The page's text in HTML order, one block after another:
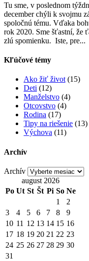
Tu sme, v poslednom
december chýli k svojmu
spoločnú tému. Vďaka
rok 2020. Sme šťastní, že
zlú spomienku. Iste, pre...
Kľúčové témy
Ako žiť život (15)
Deti (12)
Manželstvo (4)
Otcovstvo (4)
Rodina (17)
Tipy na riešenie (13)
Výchova (11)
Archív
Archív
august 2026
Po Ut St Št Pi So Ne
1
2
3
4 5 6 7 8
9
10 11 12 13 14 15 16
17 18 19 20 21 22 23
24 25 26 27 28 29 30
31